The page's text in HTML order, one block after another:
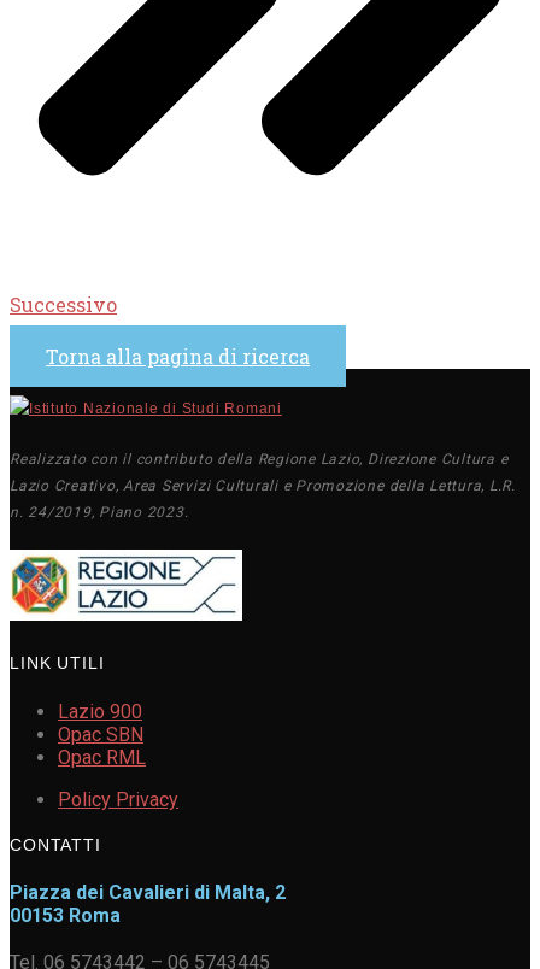
Successivo
Torna alla pagina di ricerca
Realizzato con il contributo della Regione Lazio, Direzione Cultura e
Lazio Creativo, Area Servizi Culturali e Promozione della Lettura, L.R.
n. 24/2019, Piano 2023.
LINK UTILI
Lazio 900
Opac SBN
Opac RML
Policy Privacy
CONTATTI
Piazza dei Cavalieri di Malta, 2
00153 Roma
Tel. 06 5743442 – 06 5743445